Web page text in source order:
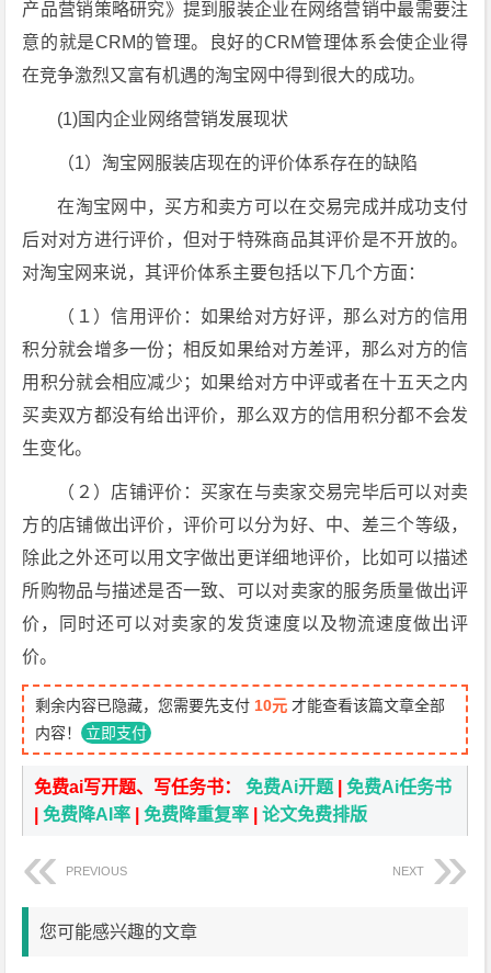
产品营销策略研究》提到服装企业在网络营销中最需要注
意的就是CRM的管理。良好的CRM管理体系会使企业得
在竞争激烈又富有机遇的淘宝网中得到很大的成功。
(1)国内企业网络营销发展现状
（1）淘宝网服装店现在的评价体系存在的缺陷
在淘宝网中，买方和卖方可以在交易完成并成功支付
后对对方进行评价，但对于特殊商品其评价是不开放的。
对淘宝网来说，其评价体系主要包括以下几个方面：
（１）信用评价：如果给对方好评，那么对方的信用
积分就会增多一份；相反如果给对方差评，那么对方的信
用积分就会相应减少；如果给对方中评或者在十五天之内
买卖双方都没有给出评价，那么双方的信用积分都不会发
生变化。
（２）店铺评价：买家在与卖家交易完毕后可以对卖
方的店铺做出评价，评价可以分为好、中、差三个等级，
除此之外还可以用文字做出更详细地评价，比如可以描述
所购物品与描述是否一致、可以对卖家的服务质量做出评
价，同时还可以对卖家的发货速度以及物流速度做出评
价。
剩余内容已隐藏，您需要先支付 10元 才能查看该篇文章全部
内容！ 立即支付
免费ai写开题、写任务书：免费Ai开题 |免费Ai任务书
|免费降AI率 |免费降重复率 |论文免费排版
PREVIOUS NEXT
您可能感兴趣的文章